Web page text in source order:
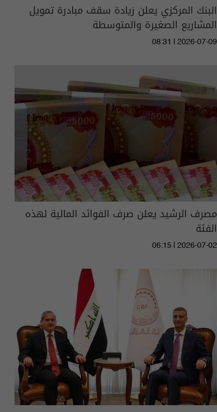
البنك المركزي يعلن زيادة سقف مبادرة تمويل
المشاريع الصغيرة والمتوسطة
08:31 | 2026-07-09
مصرف الرشيد يعلن صرف الفوائد المالية لهذه
الفئة
06:15 | 2026-07-02